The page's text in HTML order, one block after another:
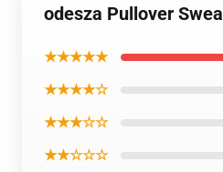
odesza Pullover
★★★★★
★★★★☆
★★★☆☆
★★☆☆☆